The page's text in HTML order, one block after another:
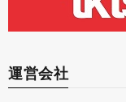
運営会社